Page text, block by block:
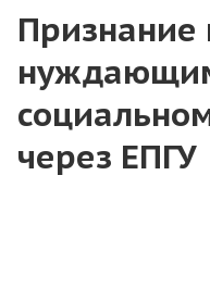
Признание
через ЕПГУ